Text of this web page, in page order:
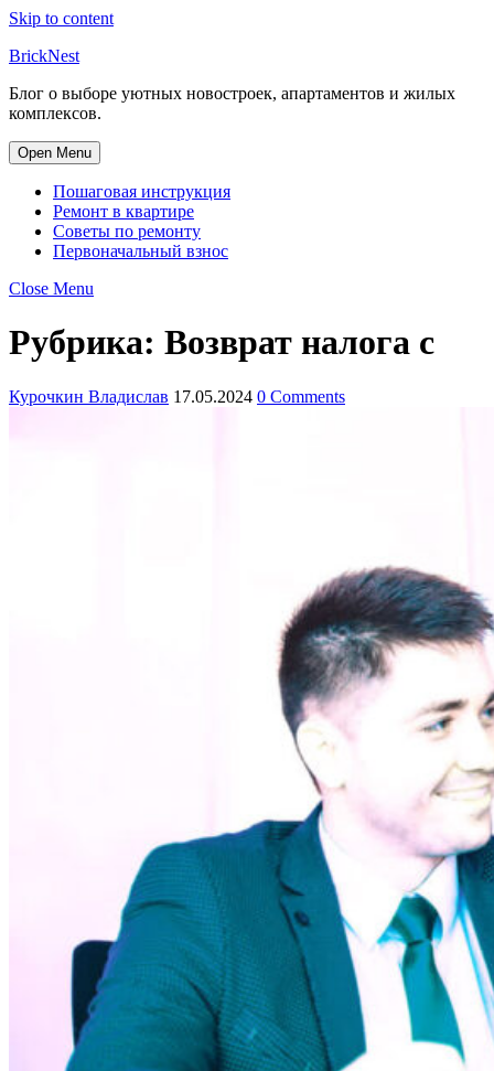
Skip to content
BrickNest
Блог о выборе уютных новостроек, апартаментов и жилых
комплексов.
Open Menu
Пошаговая инструкция
Ремонт в квартире
Советы по ремонту
Первоначальный взнос
Close Menu
Рубрика: Возврат налога с
Курочкин Владислав 17.05.2024 0 Comments